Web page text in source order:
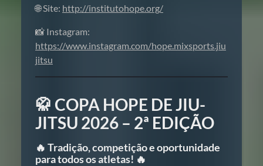
🌐 Site: http://institutohope.org/
📸 Instagram:
https://www.instagram.com/hope.mixsports.jiu
jitsu
🥋 COPA HOPE DE JIU-
JITSU 2026 – 2ª EDIÇÃO
🔥 Tradição, competição e oportunidade
para todos os atletas! 🔥